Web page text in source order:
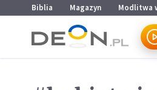
Przejdź do menu głównego
Przejdź do treści
Biblia Magazyn Modlitwa